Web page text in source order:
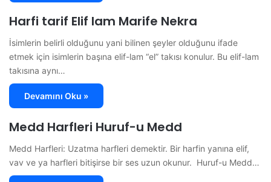
Harfi tarif Elif lam Marife Nekra
İsimlerin belirli olduğunu yani bilinen şeyler olduğunu ifade
etmek için isimlerin başına elif-lam “el” takısı konulur. Bu elif-lam
takısına aynı…
Devamını Oku »
Medd Harfleri Huruf-u Medd
Medd Harfleri: Uzatma harfleri demektir. Bir harfin yanına elif,
vav ve ya harfleri bitişirse bir ses uzun okunur. Huruf-u Medd…